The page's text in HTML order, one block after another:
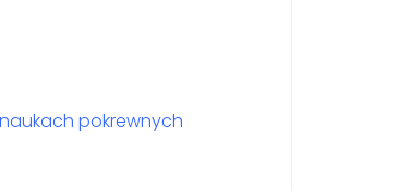
pokrewnych